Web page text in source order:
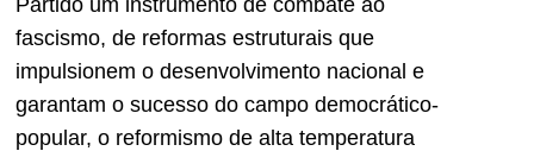
fascismo, de reformas estruturais que
impulsionem o desenvolvimento nacional e
garantam o sucesso do campo democrático-
popular, o reformismo de alta temperatura